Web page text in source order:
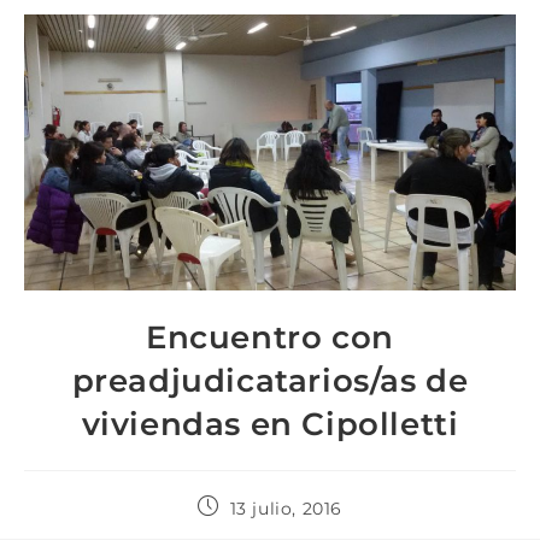
Encuentro con
preadjudicatarios/as de
viviendas en Cipolletti
13 julio, 2016